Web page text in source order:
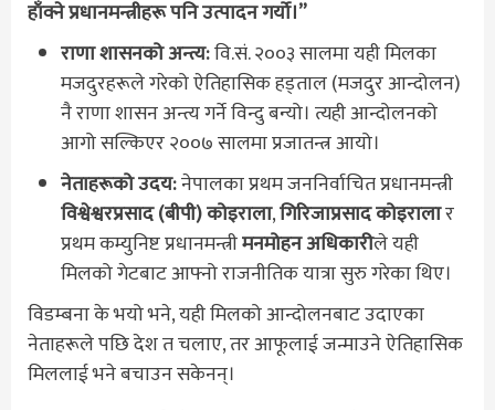
हाँक्ने प्रधानमन्त्रीहरू पनि उत्पादन गर्यो।”
राणा शासनको अन्त्य:वि.सं. २००३ सालमा यही मिलका
मजदुरहरूले गरेको ऐतिहासिक हड्ताल (मजदुर आन्दोलन)
नै राणा शासन अन्त्य गर्ने विन्दु बन्यो। त्यही आन्दोलनको
आगो सल्किएर २००७ सालमा प्रजातन्त्र आयो।
नेताहरूको उदय:नेपालका प्रथम जननिर्वाचित प्रधानमन्त्री
विश्वेश्वरप्रसाद (बीपी) कोइराला,गिरिजाप्रसाद कोइरालार
प्रथम कम्युनिष्ट प्रधानमन्त्रीमनमोहन अधिकारीले यही
मिलको गेटबाट आफ्नो राजनीतिक यात्रा सुरु गरेका थिए।
विडम्बना के भयो भने, यही मिलको आन्दोलनबाट उदाएका
नेताहरूले पछि देश त चलाए, तर आफूलाई जन्माउने ऐतिहासिक
मिललाई भने बचाउन सकेनन्।